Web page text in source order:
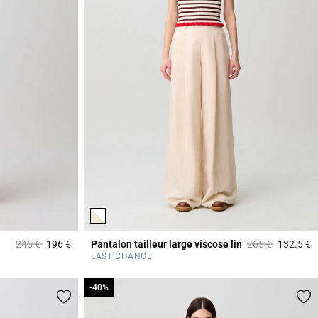
Prix réduit à partir de
245 €à196 €4 out of 5 Customer Rating
Pantalon tailleur large viscose lin Prix réduit à
265 €à132.5 €
LAST CHANCE
-40%
-40%